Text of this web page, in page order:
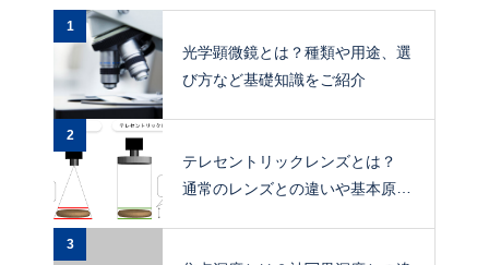
1
光学顕微鏡とは？種類や用途、選
び方など基礎知識をご紹介
2
テレセントリックレンズとは？
通常のレンズとの違いや基本原
3